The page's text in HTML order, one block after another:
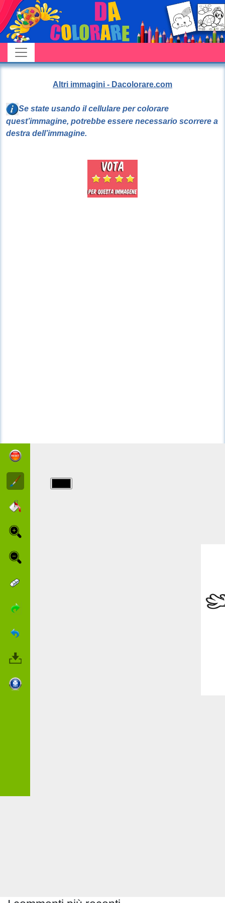
Altri immagini - Dacolorare.com
Se state usando il cellulare per colorare
quest’immagine, potrebbe essere necessario scorrere a
destra dell’immagine.